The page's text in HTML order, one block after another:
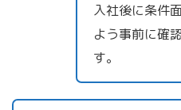
入社後に条件
よう事前に確
す。